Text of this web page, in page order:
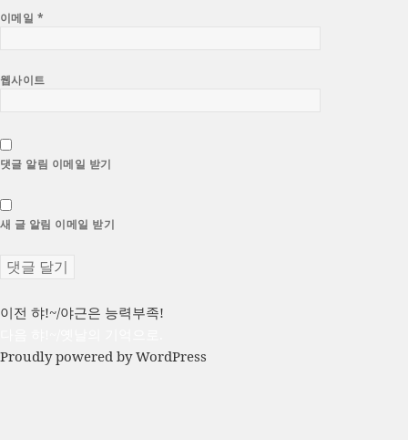
이메일 *
웹사이트
댓글 알림 이메일 받기
새 글 알림 이메일 받기
글
탐
이전 이
글:
햐!~/야근은 능력부족!
음
Proudly powered by WordPress